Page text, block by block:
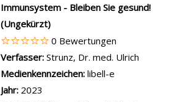
Immunsystem - Bleiben Sie gesund!
(Ungekürzt)
0 Bewertungen
Verfasser: Strunz, Dr. med. Ulrich
Medienkennzeichen: libell-e
Jahr: 2023